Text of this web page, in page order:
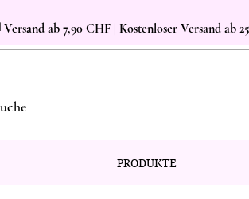
Versand ab 7,90 CHF | Kostenloser Versand ab
PRODUKTE